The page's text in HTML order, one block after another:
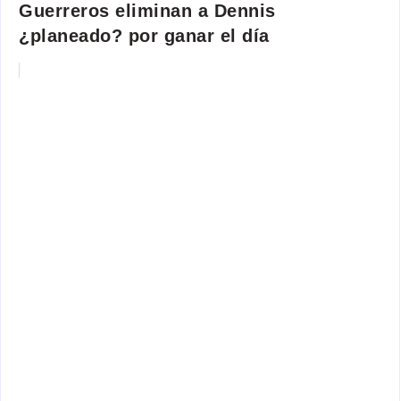
Guerreros eliminan a Dennis
¿planeado? por ganar el día